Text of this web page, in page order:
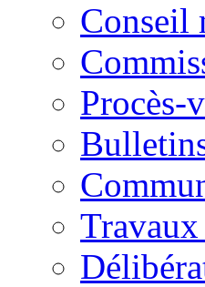
Conseil
Procès-
Travaux